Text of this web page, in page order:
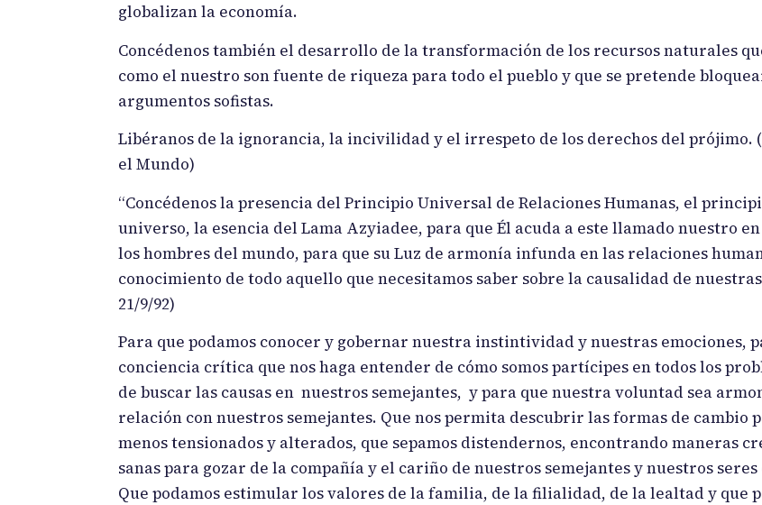
globalizan la economía.
Concédenos también el desarrollo de la transformación de los recursos naturales
como el nuestro son fuente de riqueza para todo el pueblo y que se pretende
argumentos sofistas.
Libéranos de la ignorancia, la incivilidad y el irrespeto de los derechos del prójimo.
el Mundo)
“Concédenos la presencia del Principio Universal de Relaciones Humanas, el
universo, la esencia del Lama Azyiadee, para que Él acuda a este llamado nuestro
los hombres del mundo, para que su Luz de armonía infunda en las relaciones
conocimiento de todo aquello que necesitamos saber sobre la causalidad de nuestras
21/9/92)
Para que podamos conocer y gobernar nuestra instintividad y nuestras emociones,
conciencia crítica que nos haga entender de cómo somos partícipes en todos los
de buscar las causas en nuestros semejantes, y para que nuestra voluntad sea
relación con nuestros semejantes. Que nos permita descubrir las formas de cambio
menos tensionados y alterados, que sepamos distendernos, encontrando maneras
sanas para gozar de la compañía y el cariño de nuestros semejantes y nuestros
Que podamos estimular los valores de la familia, de la filialidad, de la lealtad y que